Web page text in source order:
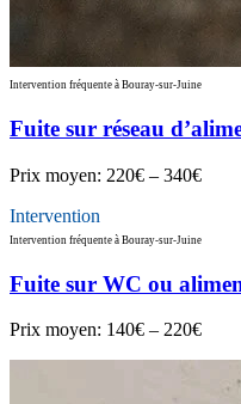
Intervention fréquente à Bouray-sur-Juine
Fuite sur réseau
Prix moyen: 220€ – 340€
Intervention
Intervention fréquente à Bouray-sur-Juine
Fuite sur WC ou
Prix moyen: 140€ – 220€